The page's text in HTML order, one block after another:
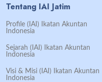
Tentang IAI Jatim
Profile (IAI) Ikatan Akuntan
Indonesia
Sejarah (IAI) Ikatan Akuntan
Indonesia
Visi & Misi (IAI) Ikatan Akuntan
Indonesia